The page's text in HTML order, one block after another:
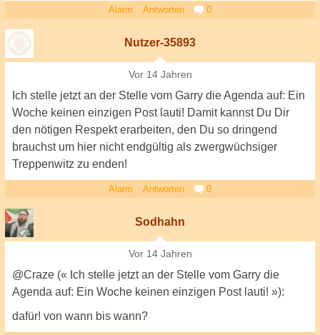
Alarm Antworten 0
Nutzer-35893
Vor 14 Jahren
Ich stelle jetzt an der Stelle vom Garry die Agenda auf: Ein
Woche keinen einzigen Post lauti! Damit kannst Du Dir
den nötigen Respekt erarbeiten, den Du so dringend
brauchst um hier nicht endgültig als zwergwüchsiger
Treppenwitz zu enden!
Alarm Antworten 0
Sodhahn
Vor 14 Jahren
@Craze (« Ich stelle jetzt an der Stelle vom Garry die
Agenda auf: Ein Woche keinen einzigen Post lauti! »):
dafür! von wann bis wann?